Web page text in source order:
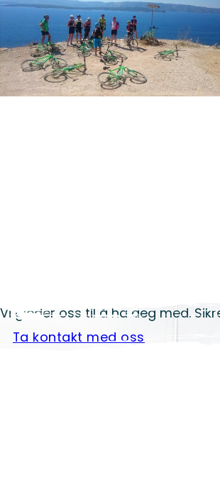
Klar for å bli
Vi gleder oss til å ha deg med.
Ta kontakt med oss